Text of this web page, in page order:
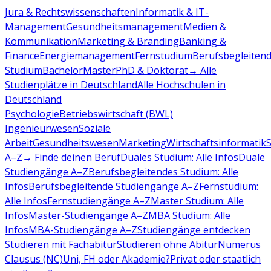
Jura & RechtswissenschaftenInformatik & IT-
ManagementGesundheitsmanagementMedien &
KommunikationMarketing & BrandingBanking &
FinanceEnergiemanagementFernstudiumBerufsbegleitend
StudiumBachelorMasterPhD & Doktorat→ Alle
Studienplätze in DeutschlandAlle Hochschulen in
Deutschland
PsychologieBetriebswirtschaft (BWL)
IngenieurwesenSoziale
ArbeitGesundheitswesenMarketingWirtschaftsinformatik
A–Z→ Finde deinen BerufDuales Studium: Alle InfosDuale
Studiengänge A–ZBerufsbegleitendes Studium: Alle
InfosBerufsbegleitende Studiengänge A–ZFernstudium:
Alle InfosFernstudiengänge A–ZMaster Studium: Alle
InfosMaster-Studiengänge A–ZMBA Studium: Alle
InfosMBA-Studiengänge A–ZStudiengänge entdecken
Studieren mit FachabiturStudieren ohne AbiturNumerus
Clausus (NC)Uni, FH oder Akademie?Privat oder staatlich